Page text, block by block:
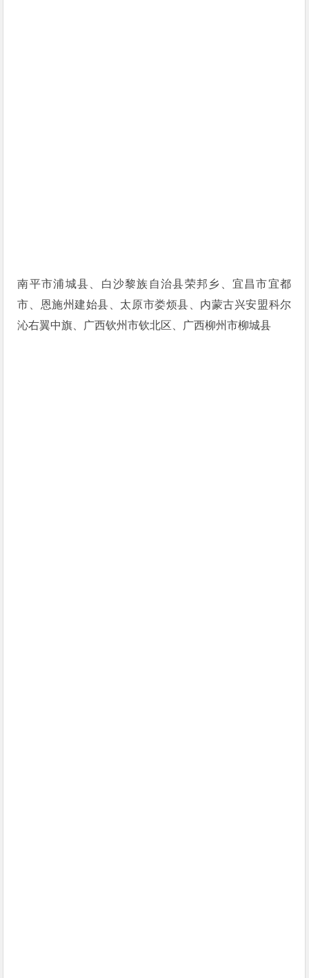
南平市浦城县、白沙黎族自治县荣邦乡、宜昌市宜都
市、恩施州建始县、太原市娄烦县、内蒙古兴安盟科尔
沁右翼中旗、广西钦州市钦北区、广西柳州市柳城县